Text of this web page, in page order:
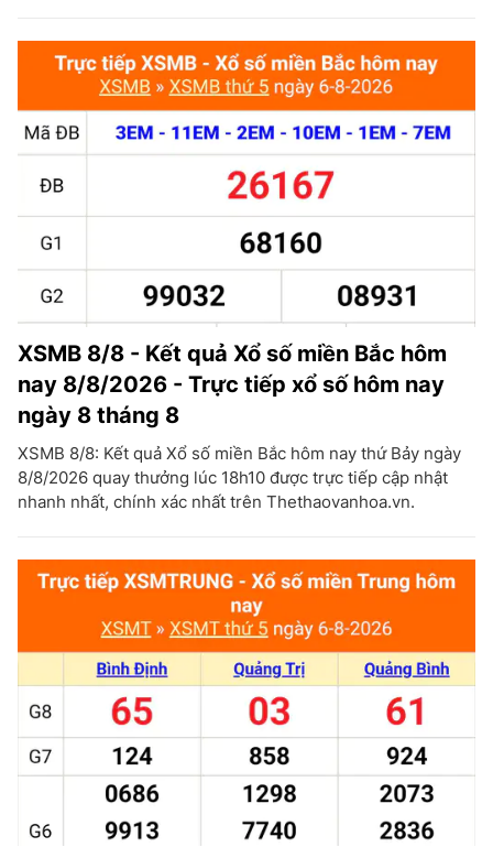
XSMB 8/8 - Kết quả Xổ số miền Bắc hôm
nay 8/8/2026 - Trực tiếp xổ số hôm nay
ngày 8 tháng 8
XSMB 8/8: Kết quả Xổ số miền Bắc hôm nay thứ Bảy ngày
8/8/2026 quay thưởng lúc 18h10 được trực tiếp cập nhật
nhanh nhất, chính xác nhất trên Thethaovanhoa.vn.